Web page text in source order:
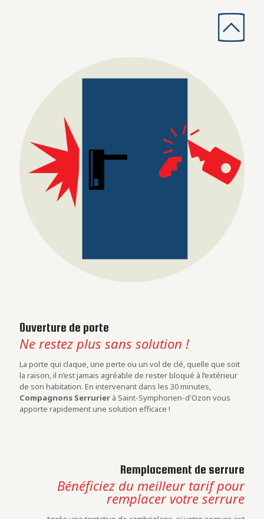
Ouverture de porte
Ne restez plus sans solution !
La porte qui claque, une perte ou un vol de clé, quelle que soit
la raison, il n’est jamais agréable de rester bloqué à l’extérieur
de son habitation. En intervenant dans les 30 minutes,
Compagnons Serrurier à Saint-Symphorien-d'Ozon vous
apporte rapidement une solution efficace !
Remplacement de serrure
Bénéficiez du meilleur tarif pour
remplacer votre serrure